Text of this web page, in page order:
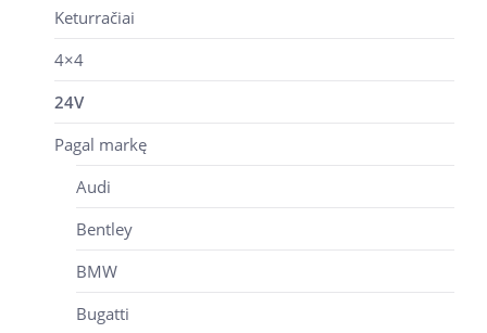
Keturračiai
4×4
24V
Pagal markę
Audi
Bentley
BMW
Bugatti